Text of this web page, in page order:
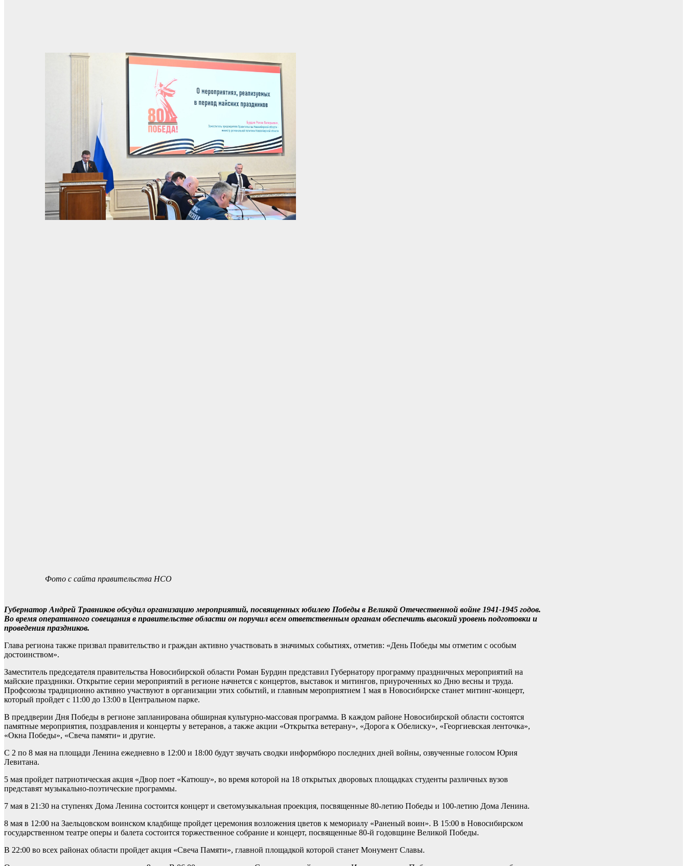
Фото с сайта правительства НСО
Губернатор Андрей Травников обсудил организацию мероприятий, посвященных юбилею Победы в Великой Отечественной войне 1941-1945 годов.
Во время оперативного совещания в правительстве области он поручил всем ответственным органам обеспечить высокий уровень подготовки и
проведения праздников.
Глава региона также призвал правительство и граждан активно участвовать в значимых событиях, отметив: «День Победы мы отметим с особым
достоинством».
Заместитель председателя правительства Новосибирской области Роман Бурдин представил Губернатору программу праздничных мероприятий на
майские праздники. Открытие серии мероприятий в регионе начнется с концертов, выставок и митингов, приуроченных ко Дню весны и труда.
Профсоюзы традиционно активно участвуют в организации этих событий, и главным мероприятием 1 мая в Новосибирске станет митинг-концерт,
который пройдет с 11:00 до 13:00 в Центральном парке.
В преддверии Дня Победы в регионе запланирована обширная культурно-массовая программа. В каждом районе Новосибирской области состоятся
памятные мероприятия, поздравления и концерты у ветеранов, а также акции «Открытка ветерану», «Дорога к Обелиску», «Георгиевская ленточка»,
«Окна Победы», «Свеча памяти» и другие.
С 2 по 8 мая на площади Ленина ежедневно в 12:00 и 18:00 будут звучать сводки информбюро последних дней войны, озвученные голосом Юрия
Левитана.
5 мая пройдет патриотическая акция «Двор поет «Катюшу», во время которой на 18 открытых дворовых площадках студенты различных вузов
представят музыкально-поэтические программы.
7 мая в 21:30 на ступенях Дома Ленина состоится концерт и светомузыкальная проекция, посвященные 80-летию Победы и 100-летию Дома Ленина.
8 мая в 12:00 на Заельцовском воинском кладбище пройдет церемония возложения цветов к мемориалу «Раненый воин». В 15:00 в Новосибирском
государственном театре оперы и балета состоится торжественное собрание и концерт, посвященные 80-й годовщине Великой Победы.
В 22:00 во всех районах области пройдет акция «Свеча Памяти», главной площадкой которой станет Монумент Славы.